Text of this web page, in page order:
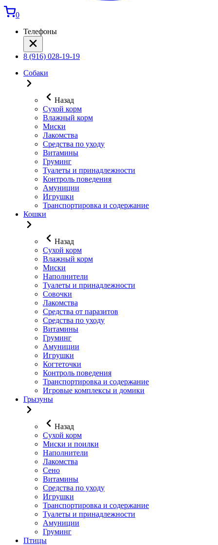
0
Телефоны
8 (916) 028-19-19
Собаки
Назад
Сухой корм
Влажный корм
Миски
Лакомства
Средства по уходу
Витамины
Груминг
Туалеты и принадлежности
Контроль поведения
Амуниции
Игрушки
Транспортировка и содержание
Кошки
Назад
Сухой корм
Влажный корм
Миски
Наполнители
Туалеты и принадлежности
Совочки
Лакомства
Средства от паразитов
Средства по уходу
Витамины
Груминг
Амуниции
Игрушки
Когтеточки
Контроль поведения
Транспортировка и содержание
Игровые комплексы и домики
Грызуны
Назад
Сухой корм
Миски и поилки
Наполнители
Лакомства
Сено
Витамины
Средства по уходу
Игрушки
Транспортировка и содержание
Туалеты и принадлежности
Амуниции
Груминг
Птицы